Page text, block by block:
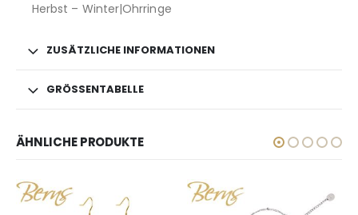
Herbst – Winter|Ohrringe
ZUSÄTZLICHE INFORMATIONEN
GRÖSSENTABELLE
ÄHNLICHE PRODUKTE